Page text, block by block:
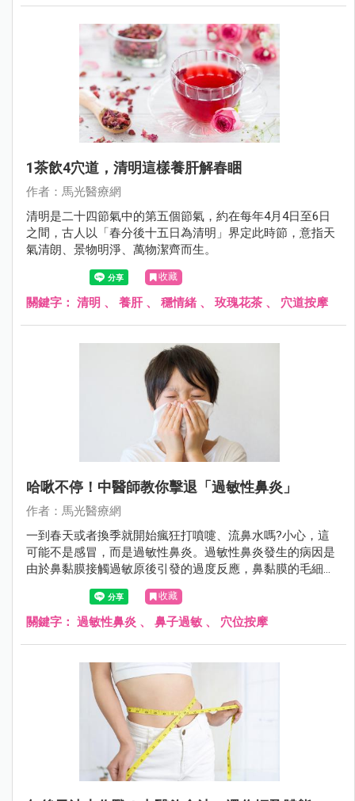
1茶飲4穴道，清明這樣養肝解春睏
作者：馬光醫療網
清明是二十四節氣中的第五個節氣，約在每年4月4日至6日
之間，古人以「春分後十五日為清明」界定此時節，意指天
氣清朗、景物明淨、萬物潔齊而生。
收藏
關鍵字： 清明 、 養肝、 穩情緒 、 玫瑰花茶 、 穴道按摩
哈啾不停！中醫師教你擊退「過敏性鼻炎」
作者：馬光醫療網
一到春天或者換季就開始瘋狂打噴嚏、流鼻水嗎?小心，這
可能不是感冒，而是過敏性鼻炎。過敏性鼻炎發生的病因是
由於鼻黏膜接觸過敏原後引發的過度反應，鼻黏膜的毛細血
管擴張、滲透性增加，導致水腫。
收藏
關鍵字： 過敏性鼻炎 、 鼻子過敏 、 穴位按摩